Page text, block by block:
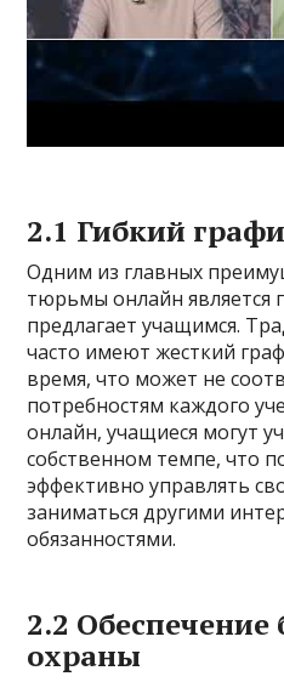
2.1 Гибкий
Одним из главных
тюрьмы онлайн является
предлагает учащимся.
часто имеют жесткий
время, что может не
потребностям каждого
онлайн, учащиеся могут
собственном темпе, что
эффективно управлять
заниматься другими
обязанностями.
2.2 Обеспечение
охраны